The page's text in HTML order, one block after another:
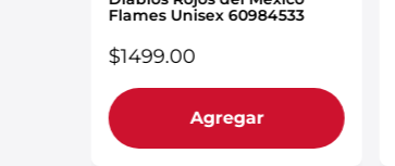
Flames Unisex 60984533
$1499.00
Agregar